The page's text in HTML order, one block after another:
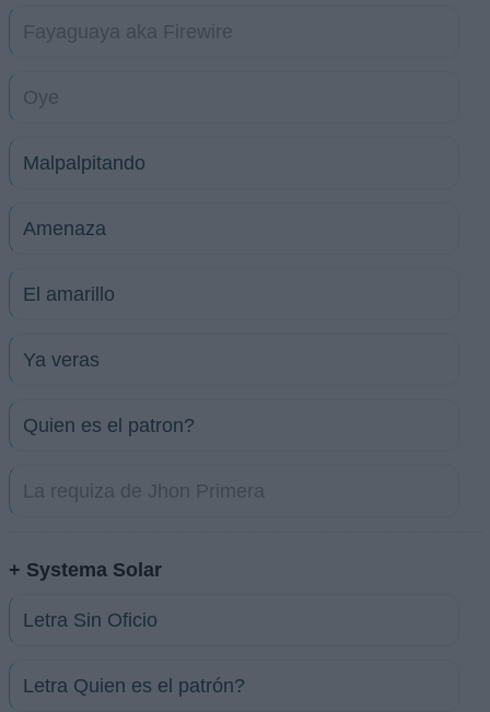
Fayaguaya aka Firewire
Oye
Malpalpitando
Amenaza
El amarillo
Ya veras
Quien es el patron?
La requiza de Jhon Primera
+ Systema Solar
Letra Sin Oficio
Letra Quien es el patrón?